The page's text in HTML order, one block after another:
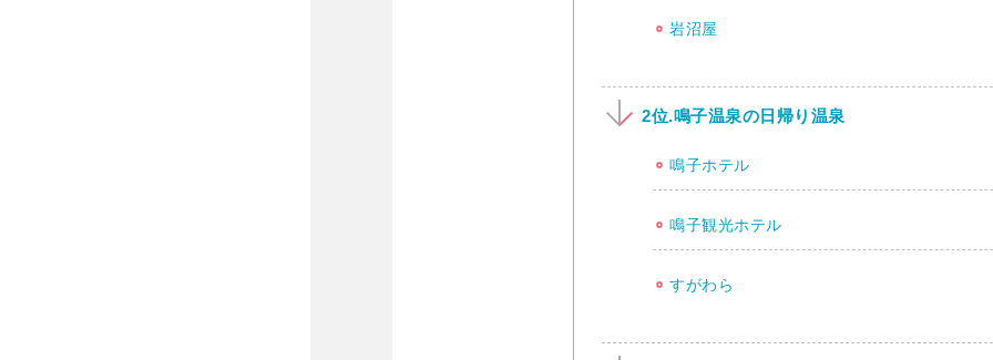
岩沼屋
2位.鳴子温泉の日帰り温泉
鳴子ホテル
鳴子観光ホテル
すがわら